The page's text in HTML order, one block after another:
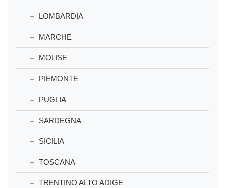
LOMBARDIA
MARCHE
MOLISE
PIEMONTE
PUGLIA
SARDEGNA
SICILIA
TOSCANA
TRENTINO ALTO ADIGE